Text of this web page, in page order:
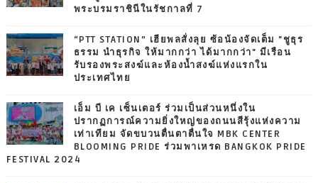
พระบรมราชินีในรัชกาลที่ 7
“PTT STATION” เฮียพลสั่งลุย ซ้อน้องจัดเต็ม "ชูธุร
ธรรม นำธุรกิจ ให้มากกว่า ได้มากกว่า" มีเรือน
รับรองพระสงฆ์และห้องน้ำสงฆ์แห่งแรกใน
ประเทศไทย
เอ็ม บี เค เซ็นเตอร์ ร่วมเป็นส่วนหนึ่งใน
ปรากฏการณ์ความยิ่งใหญ่ของถนนสีรุ้งแห่งความ
เท่าเทียม จัดขบวนตื่นตาตื่นใจ MBK CENTER
BLOOMING PRIDE ร่วมพาเหรด BANGKOK PRIDE
FESTIVAL 2024